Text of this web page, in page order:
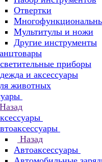
Отвертки
Мультитулы и ножи
Другие инструменты
приборы
и аксессуары
животных
Назад
Назад
Автоаксессуары